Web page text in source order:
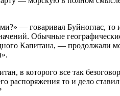
— говаривал Буйноглас, то
Обычные
Капитана, —
в которого все так
распоряжения то и дело